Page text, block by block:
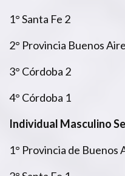
1° Santa Fe 2
2° Provincia Buenos
3° Córdoba 2
4° Córdoba 1
Individual Masculino
1° Provincia de Buenos